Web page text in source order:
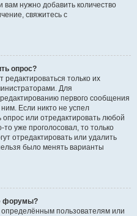
нужно добавить количество
свяжитесь с
опрос?
редактироваться только их
Для
первого сообщения
Если никто не успел
или отредактировать любой
уже проголосовал, то только
отредактировать или удалить
было менять варианты
форумы?
пользователям или